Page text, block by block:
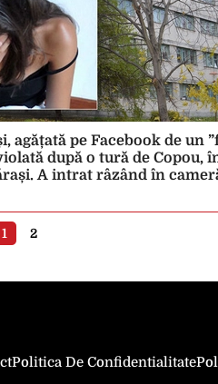
agățată pe Facebook de un
după o tură de Copou,
A intrat râzând în
1 2
Politica De Confidentialitate